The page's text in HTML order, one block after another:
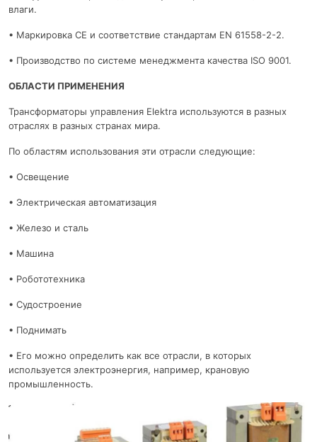
влаги.
• Маркировка CE и соответствие стандартам EN 61558-2-2.
• Производство по системе менеджмента качества ISO 9001.
ОБЛАСТИ ПРИМЕНЕНИЯ
Трансформаторы управления Elektra используются в разных
отраслях в разных странах мира.
По областям использования эти отрасли следующие:
• Освещение
• Электрическая автоматизация
• Железо и сталь
• Машина
• Робототехника
• Судостроение
• Поднимать
• Его можно определить как все отрасли, в которых
используется электроэнергия, например, крановую
промышленность.